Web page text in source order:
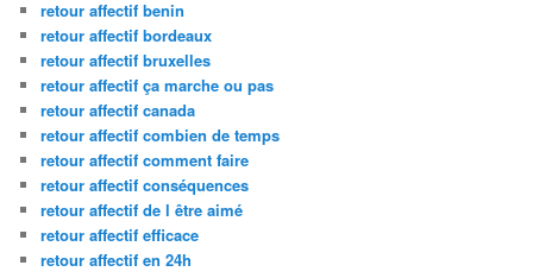
retour affectif benin
retour affectif bordeaux
retour affectif bruxelles
retour affectif ça marche ou pas
retour affectif canada
retour affectif combien de temps
retour affectif comment faire
retour affectif conséquences
retour affectif de l être aimé
retour affectif efficace
retour affectif en 24h